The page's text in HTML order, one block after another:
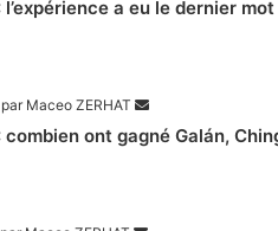
l’expérience a eu le dernier
par Maceo ZERHAT
combien ont gagné Galán,